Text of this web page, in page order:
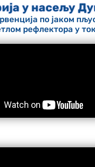
у насељу
по јаком
рефлектора у